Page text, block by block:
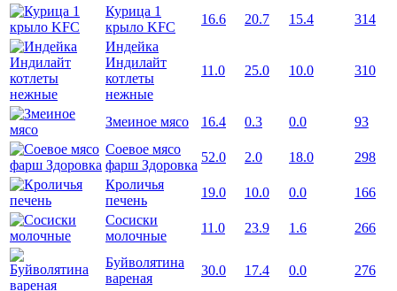
Курица 1
крыло KFC
16.6 20.7 15.4
314
Индейка
Индилайт
котлеты
нежные
11.0 25.0 10.0 310
Змеиное мясо 16.4 0.3 0.0
93
Соевое мясо
фарш Здоровка
52.0 2.0 18.0
298
Кроличья
печень
19.0 10.0 0.0
166
Сосиски
молочные
11.0 23.9 1.6 266
Буйволятина
вареная
30.0 17.4 0.0 276